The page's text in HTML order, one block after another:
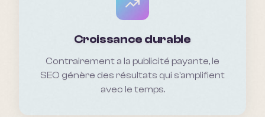
Croissance durable
Contrairement a la publicité payante, le
SEO génère des résultats qui s'amplifient
avec le temps.